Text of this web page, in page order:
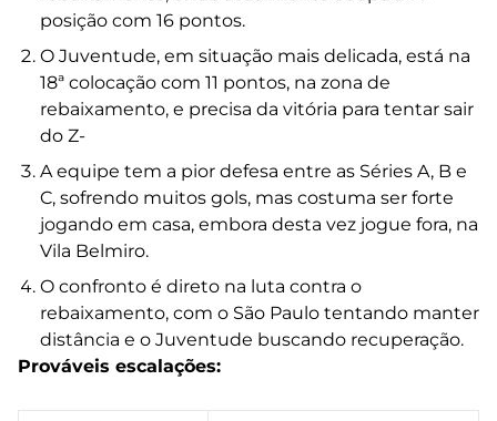
posição com 16 pontos.
O Juventude, em situação mais delicada, está na
18ª colocação com 11 pontos, na zona de
rebaixamento, e precisa da vitória para tentar sair
do Z-
A equipe tem a pior defesa entre as Séries A, B e
C, sofrendo muitos gols, mas costuma ser forte
jogando em casa, embora desta vez jogue fora, na
Vila Belmiro.
O confronto é direto na luta contra o
rebaixamento, com o São Paulo tentando manter
distância e o Juventude buscando recuperação.
Prováveis escalações: